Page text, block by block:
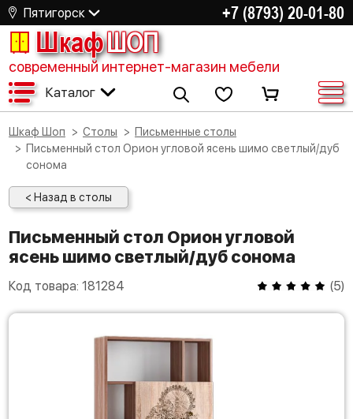
Пятигорск +7 (8793) 20-01-80
ШкафШОП
современный интернет-магазин мебели
Каталог
Шкаф Шоп Столы
Письменные столы
Письменный стол Орион угловой ясень шимо светлый/дуб
сонома
< Назад в столы
Письменный стол Орион угловой
ясень шимо светлый/дуб сонома
Код товара: 181284 (5)